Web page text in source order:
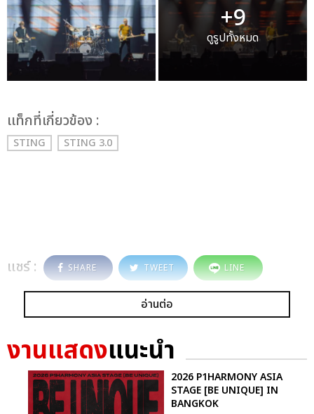
+9
ดูรูปทั้งหมด
เเท็กที่เกี่ยวข้อง :
STING STING 3.0
แชร์ : SHARE TWEET LINE
อ่านต่อ
งานแสดงแนะนำ
2026 P1HARMONY ASIA
STAGE [BE UNIQUE] IN
BANGKOK